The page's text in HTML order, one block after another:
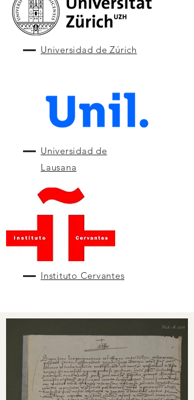
Universidad de Zúrich
Universidad de
Lausana
Instituto Cervantes